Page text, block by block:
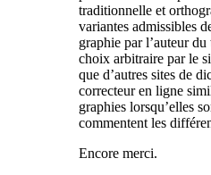
traditionnelle et
variantes admissibles
graphie par l’auteur
choix arbitraire par le
que d’autres sites de
correcteur en ligne
graphies lorsqu’elles
commentent les
Encore merci.